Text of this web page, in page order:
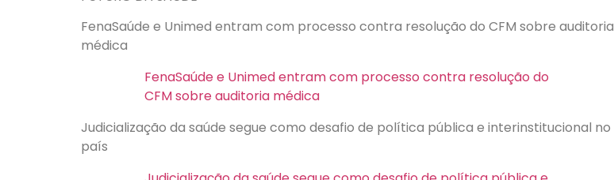
FenaSaúde e Unimed entram com processo contra resolução do CFM sobre auditoria
médica
FenaSaúde e Unimed entram com processo contra resolução do
CFM sobre auditoria médica
Judicialização da saúde segue como desafio de política pública e interinstitucional no
país